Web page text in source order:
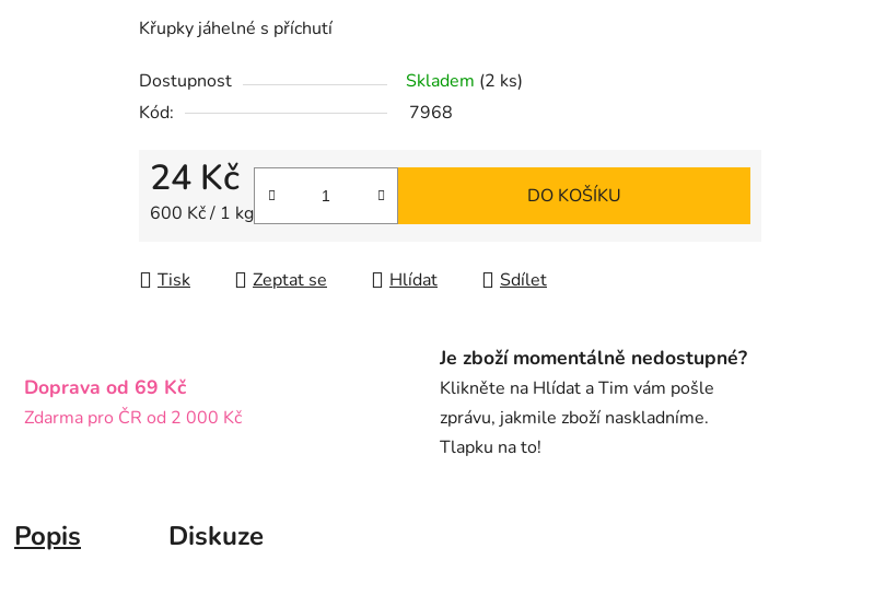
je
z
5
Křupky jáhelné s příchutí
Dostupnost Skladem (2 ks)
Kód:
7968
24 Kč
Měrná cena:
600 Kč / 1 kg
DO KOŠÍKU
Tisk Zeptat se Hlídat Sdílet
Doprava od 69 Kč
Zdarma pro ČR od 2 000 Kč
Je zboží momentálně nedostupné?
Klikněte na Hlídat a Tim vám pošle
zprávu, jakmile zboží naskladníme.
Tlapku na to!
Popis Diskuze